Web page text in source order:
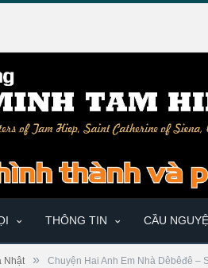
THÔNG TIN CẦU
Nhật » Chuyện Hai Anh Em Nhà Dêbêđê –